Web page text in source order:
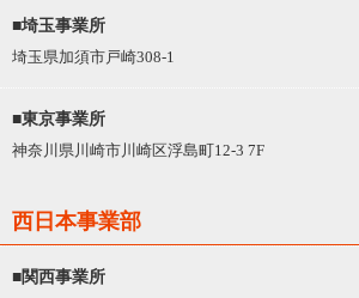
■埼玉事業所
埼玉県加須市戸崎308-1
■東京事業所
神奈川県川崎市川崎区浮島町12-3 7F
西日本事業部
■関西事業所